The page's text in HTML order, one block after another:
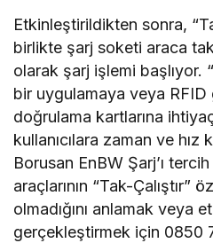
Etkinleştirildikten sonra,
birlikte şarj soketi araca
olarak şarj işlemi başlıyor.
bir uygulamaya veya RFID
doğrulama kartlarına
kullanıcılara zaman ve hız
Borusan EnBW Şarj’ı
araçlarının “Tak-Çalıştır”
olmadığını anlamak veya
gerçekleştirmek için 0850